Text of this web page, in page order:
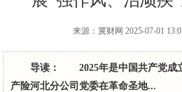
来源：冀财网 2025-07-01
导读： 2025年是中国共产党成
产险河北分公司党委在革命圣地...